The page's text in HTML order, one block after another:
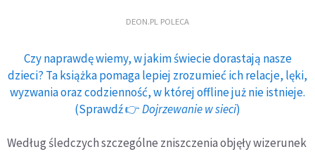
DEON.PL POLECA
Czy naprawdę wiemy, w jakim świecie dorastają nasze
dzieci? Ta książka pomaga lepiej zrozumieć ich relacje, lęki,
wyzwania oraz codzienność, w której offline już nie istnieje.
(Sprawdź 👉Dojrzewanie w sieci)
Według śledczych szczególne zniszczenia objęły wizerunek